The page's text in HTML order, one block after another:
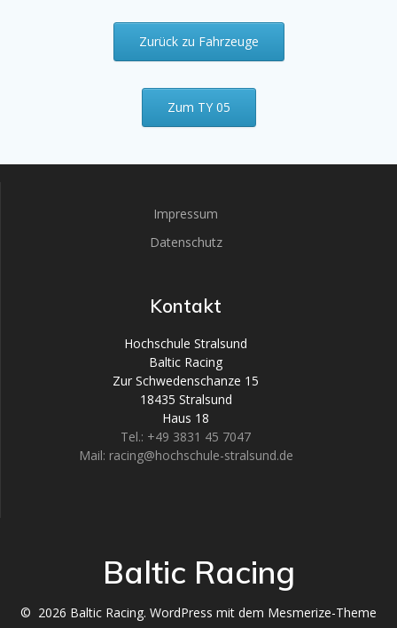
Zurück zu Fahrzeuge
Zum TY 05
Impressum
Datenschutz
Kontakt
Hochschule Stralsund
Baltic Racing
Zur Schwedenschanze 15
18435 Stralsund
Haus 18
Tel.: +49 3831 45 7047
Mail: racing@hochschule-stralsund.de
Baltic Racing
© 2026 Baltic Racing. WordPress mit dem Mesmerize-Theme